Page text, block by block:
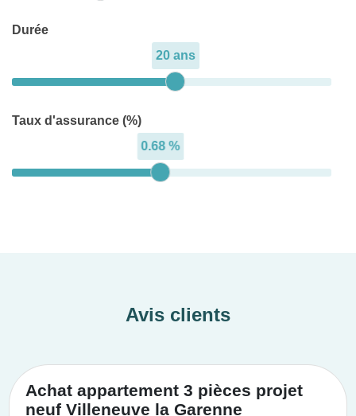
Durée
20 ans
Taux d'assurance (%)
0.68 %
Avis clients
Achat appartement 3 pièces projet
neuf Villeneuve la Garenne